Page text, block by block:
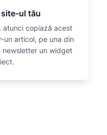
ul tău
atunci copiază acest
un articol, pe una din
newsletter un widget